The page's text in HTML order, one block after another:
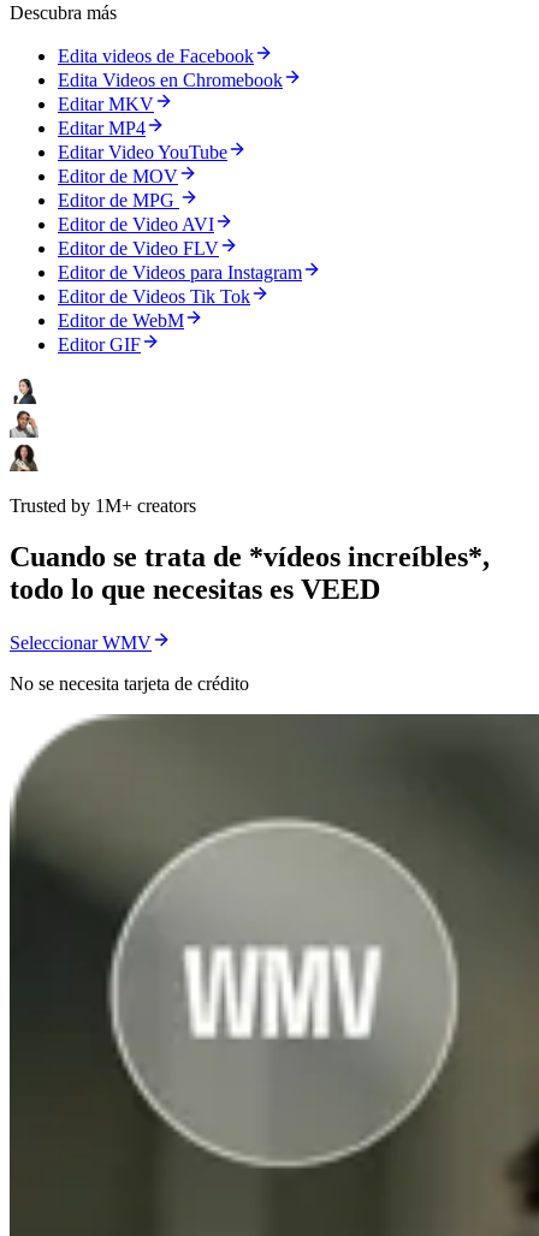
Descubra más
Edita videos de Facebook
Edita Videos en Chromebook
Editar MKV
Editar MP4
Editar Video YouTube
Editor de MOV
Editor de MPG
Editor de Video AVI
Editor de Video FLV
Editor de Videos para Instagram
Editor de Videos Tik Tok
Editor de WebM
Editor GIF
Trusted by 1M+ creators
Cuando se trata de *vídeos increíbles*,
todo lo que necesitas es VEED
Seleccionar WMV
No se necesita tarjeta de crédito